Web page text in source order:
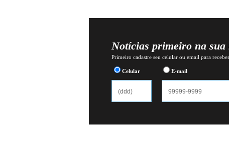
Notícias primeiro na sua
Primeiro cadastre seu celular ou email para
Celular E-mail